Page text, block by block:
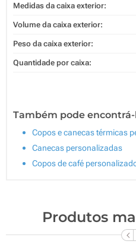
Medidas da caixa exterior:
Volume da caixa exterior:
Peso da caixa exterior:
Quantidade por caixa:
Também pode
Copos e canecas térmicas
Canecas personalizadas
Copos de café
Produtos